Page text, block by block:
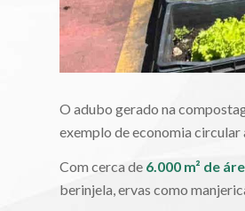
O adubo gerado na
exemplo de economia circular
Com cerca de 6.000 m² de
berinjela, ervas como